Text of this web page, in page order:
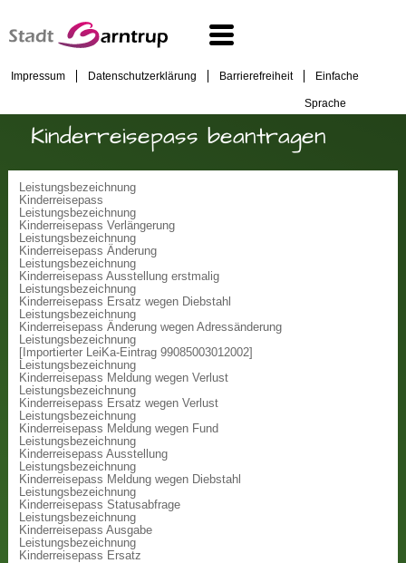
Impressum Datenschutzerklärung Barrierefreiheit Einfache
Sprache
Kinderreisepass beantragen
Leistungsbezeichnung
Kinderreisepass
Leistungsbezeichnung
Kinderreisepass Verlängerung
Leistungsbezeichnung
Kinderreisepass Änderung
Leistungsbezeichnung
Kinderreisepass Ausstellung erstmalig
Leistungsbezeichnung
Kinderreisepass Ersatz wegen Diebstahl
Leistungsbezeichnung
Kinderreisepass Änderung wegen Adressänderung
Leistungsbezeichnung
[Importierter LeiKa-Eintrag 99085003012002]
Leistungsbezeichnung
Kinderreisepass Meldung wegen Verlust
Leistungsbezeichnung
Kinderreisepass Ersatz wegen Verlust
Leistungsbezeichnung
Kinderreisepass Meldung wegen Fund
Leistungsbezeichnung
Kinderreisepass Ausstellung
Leistungsbezeichnung
Kinderreisepass Meldung wegen Diebstahl
Leistungsbezeichnung
Kinderreisepass Statusabfrage
Leistungsbezeichnung
Kinderreisepass Ausgabe
Leistungsbezeichnung
Kinderreisepass Ersatz